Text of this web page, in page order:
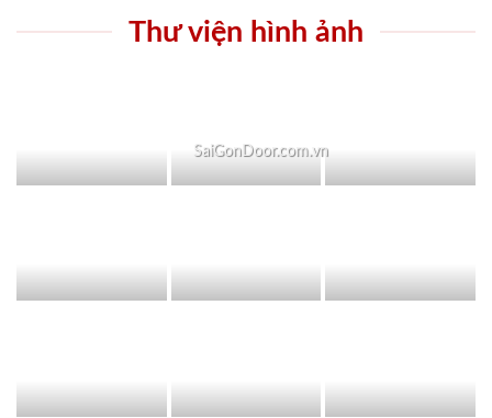
Thư viện hình ảnh
SaiGonDoor.com.vn